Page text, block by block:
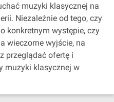
muzyki klasycznej na
Niezależnie od tego, czy
konkretnym występie, czy
wieczorne wyjście, na
przeglądać ofertę i
muzyki klasycznej w